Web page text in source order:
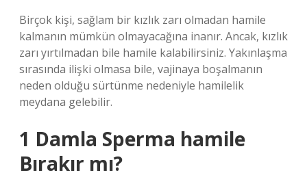
Birçok kişi, sağlam bir kızlık zarı olmadan hamile
kalmanın mümkün olmayacağına inanır. Ancak, kızlık
zarı yırtılmadan bile hamile kalabilirsiniz. Yakınlaşma
sırasında ilişki olmasa bile, vajinaya boşalmanın
neden olduğu sürtünme nedeniyle hamilelik
meydana gelebilir.
1 Damla Sperma hamile
Bırakır mı?